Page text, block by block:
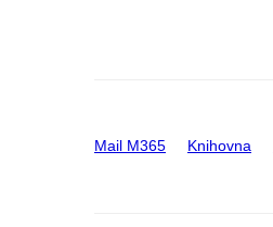
Mail M365 Knihovna